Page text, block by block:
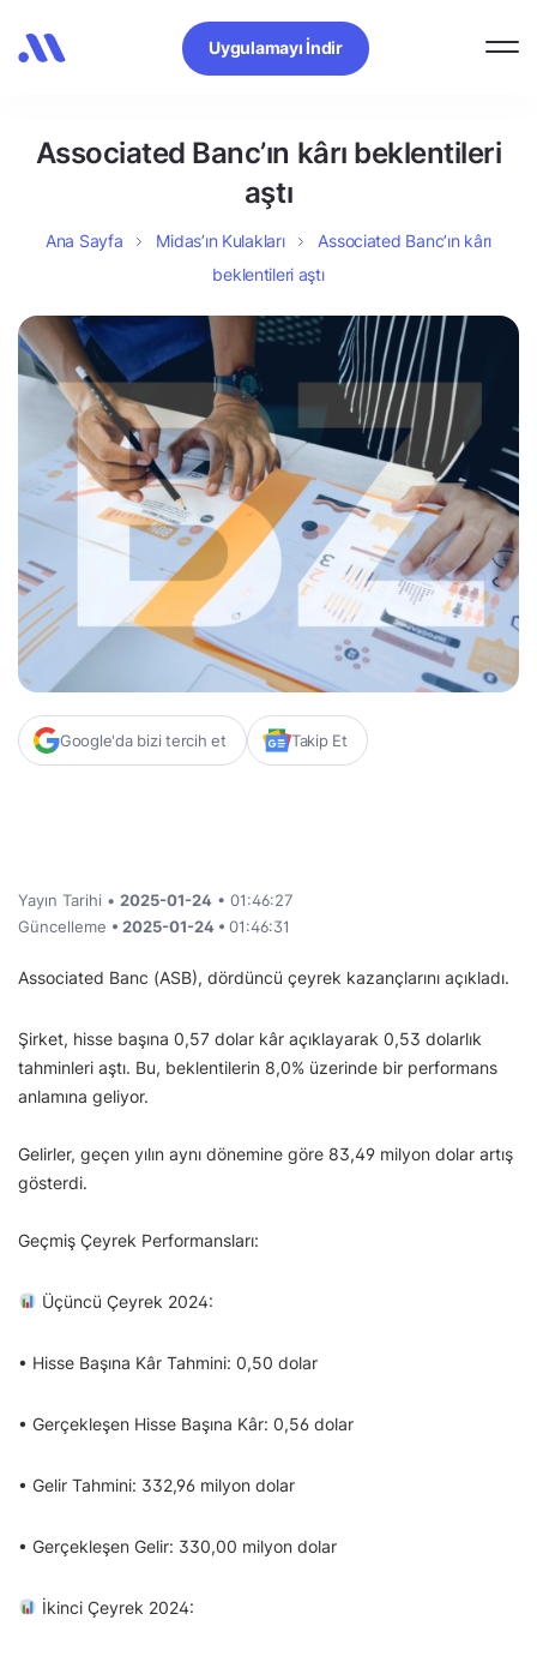
Uygulamayı İndir
Associated Banc’ın kârı beklentileri
aştı
Ana Sayfa Midas’ın Kulakları
Associated Banc’ın kârı
beklentileri aştı
Google'da bizi tercih et Takip Et
Yayın Tarihi • 2025-01-24 • 01:46:27
Güncelleme • 2025-01-24 • 01:46:31
Associated Banc (ASB), dördüncü çeyrek kazançlarını açıkladı.
Şirket, hisse başına 0,57 dolar kâr açıklayarak 0,53 dolarlık
tahminleri aştı. Bu, beklentilerin 8,0% üzerinde bir performans
anlamına geliyor.
Gelirler, geçen yılın aynı dönemine göre 83,49 milyon dolar artış
gösterdi.
Geçmiş Çeyrek Performansları:
Üçüncü Çeyrek 2024:
• Hisse Başına Kâr Tahmini: 0,50 dolar
• Gerçekleşen Hisse Başına Kâr: 0,56 dolar
• Gelir Tahmini: 332,96 milyon dolar
• Gerçekleşen Gelir: 330,00 milyon dolar
İkinci Çeyrek 2024: